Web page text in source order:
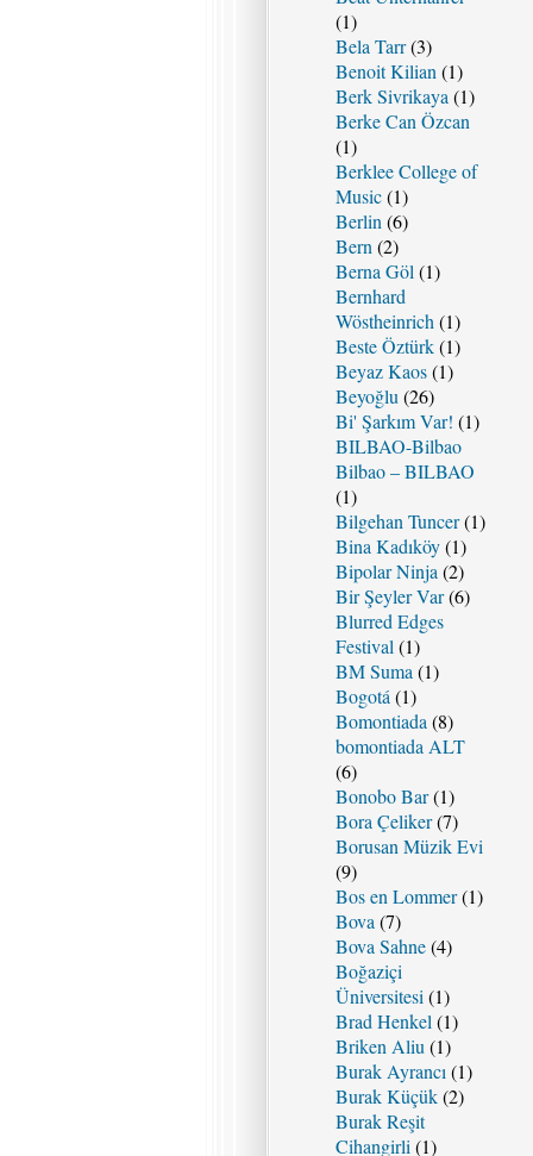
(1)
Bela Tarr(3)
Benoit Kilian (1)
Berk Sivrikaya (1)
Berke Can Özcan
(1)
Berklee College of
Music(1)
Berlin (6)
Bern (2)
Berna Göl (1)
Bernhard
Wöstheinrich (1)
Beste Öztürk(1)
Beyaz Kaos(1)
Beyoğlu (26)
Bi' Şarkım Var! (1)
BILBAO-Bilbao
Bilbao – BILBAO
(1)
Bilgehan Tuncer(1)
Bina Kadıköy(1)
Bipolar Ninja (2)
Bir Şeyler Var(6)
Blurred Edges
Festival (1)
BM Suma (1)
Bogotá (1)
Bomontiada (8)
bomontiada ALT
(6)
Bonobo Bar(1)
Bora Çeliker(7)
Borusan Müzik Evi
(9)
Bos en Lommer(1)
Bova (7)
Bova Sahne(4)
Boğaziçi
Üniversitesi (1)
Brad Henkel (1)
Briken Aliu (1)
Burak Ayrancı (1)
Burak Küçük(2)
Burak Reşit
Cihangirli (1)